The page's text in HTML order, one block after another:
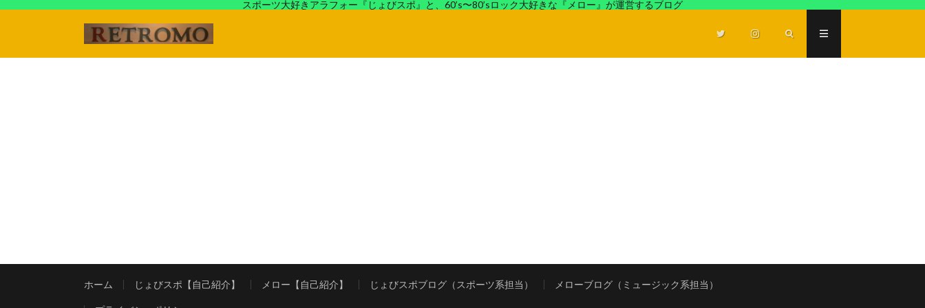
スポーツ大好きアラフォー『じょびスポ』と、60’s〜80’sロック大好きな『メロー』が運営するブログ
ホーム じょびスポ【自己紹介】 メロー【自己紹介】 じょびスポブログ（スポーツ系担当） メローブログ（ミュージック系担当）